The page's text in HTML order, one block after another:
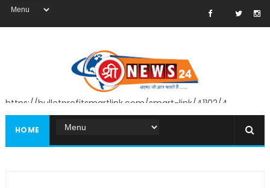
https://bulletprofitsmartlink.com/smart-link/41102/4
HOME